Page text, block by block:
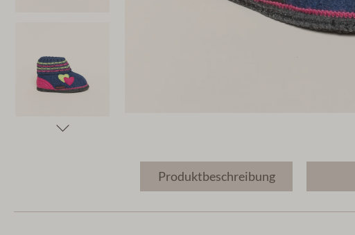
Produktbeschreibung